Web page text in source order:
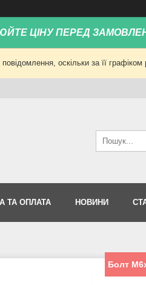
ЦІНУ ПЕРЕД
оскільки за її
ТА ОПЛАТА НОВИНИ
Болт